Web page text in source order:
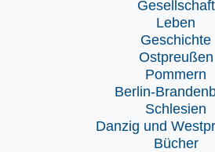
Gesellschaft
Leben
Geschichte
Ostpreußen
Pommern
Berlin-
Schlesien
Danzig und
Bücher